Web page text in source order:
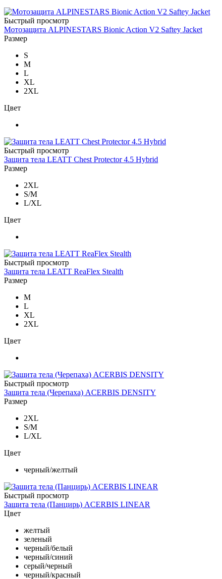
Быстрый просмотр
Мотозащита ALPINESTARS Bionic Action V2 Saftey Jacket
Размер
S
M
L
XL
2XL
Цвет
Быстрый просмотр
Защита тела LEATT Chest Protector 4.5 Hybrid
Размер
2XL
S/M
L/XL
Цвет
Быстрый просмотр
Защита тела LEATT ReaFlex Stealth
Размер
M
L
XL
2XL
Цвет
Быстрый просмотр
Защита тела (Черепаха) ACERBIS DENSITY
Размер
2XL
S/M
L/XL
Цвет
черный/желтый
Быстрый просмотр
Защита тела (Панцирь) ACERBIS LINEAR
Цвет
желтый
зеленый
черный/белый
черный/синий
серый/черный
черный/красный